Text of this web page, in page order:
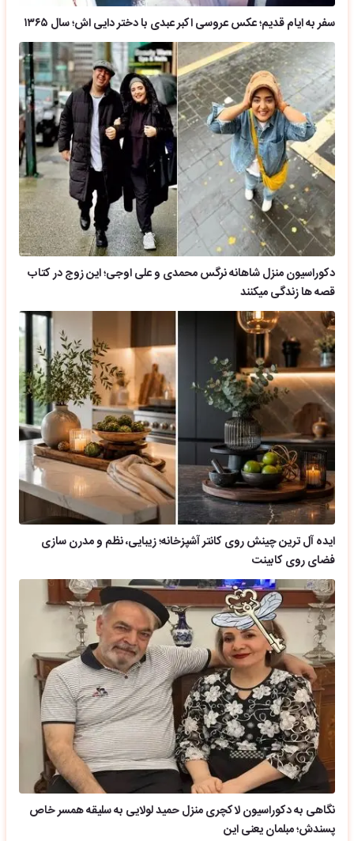
سفر به ایام قدیم؛ عکس عروسی اکبر عبدی با دختر دایی اش؛ سال ۱۳۶۵
دکوراسیون منزل شاهانه نرگس محمدی و علی اوجی؛ این زوج در کتاب
قصه ها زندگی میکنند
ایده آل ترین چینش روی کانتر آشپزخانه؛ زیبایی، نظم و مدرن سازی
فضای روی کابینت
نگاهی به دکوراسیون لاکچری منزل حمید لولایی به سلیقه همسر خاص
پسندش؛ مبلمان یعنی این